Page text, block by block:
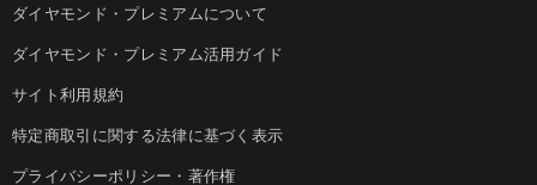
ダイヤモンド・プレミアムについて
ダイヤモンド・プレミアム活用ガイド
サイト利用規約
特定商取引に関する法律に基づく表示
プライバシーポリシー・著作権